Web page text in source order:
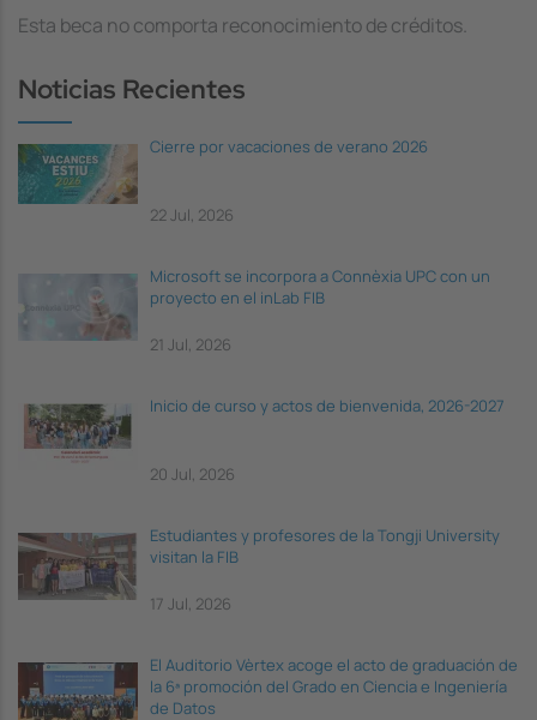
Esta beca no comporta reconocimiento de créditos.
Noticias Recientes
Cierre por vacaciones de verano 2026
22 Jul, 2026
Microsoft se incorpora a Connèxia UPC con un
proyecto en el inLab FIB
21 Jul, 2026
Inicio de curso y actos de bienvenida, 2026-2027
20 Jul, 2026
Estudiantes y profesores de la Tongji University
visitan la FIB
17 Jul, 2026
El Auditorio Vèrtex acoge el acto de graduación de
la 6ª promoción del Grado en Ciencia e Ingeniería
de Datos